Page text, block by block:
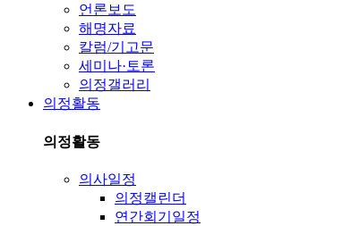
언론보도
해명자료
칼럼/기고문
세미나·토론
의정갤러리
의정활동
의정활동
의사일정
의정캘린더
연간회기일정